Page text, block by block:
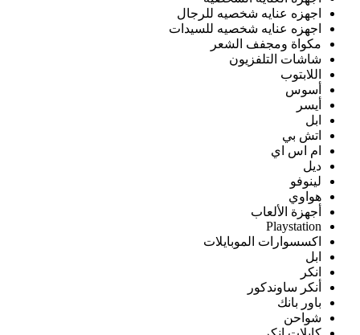
اجهزه عنايه شخصيه للرجال
اجهزه عنايه شخصيه للسيدات
مكواة ومجفف الشعر
شاشات التلفزيون
اللابتوب
أسوس
أيسر
ابل
اتش بي
ام اس اي
ديل
لينوفو
هواوي
أجهزة الألعاب
Playstation
اكسسوارات الموبايلات
ابل
انكر
أنكر ساوندكور
باور بانك
شواحن